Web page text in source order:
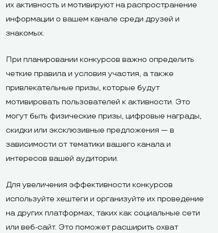
их активность и мотивируют на распространение
информации о вашем канале среди друзей и
знакомых.
При планировании конкурсов важно определить
четкие правила и условия участия, а также
привлекательные призы, которые будут
мотивировать пользователей к активности. Это
могут быть физические призы, цифровые награды,
скидки или эксклюзивные предложения — в
зависимости от тематики вашего канала и
интересов вашей аудитории.
Для увеличения эффективности конкурсов
используйте хештеги и организуйте их проведение
на других платформах, таких как социальные сети
или веб-сайт. Это поможет расширить охват